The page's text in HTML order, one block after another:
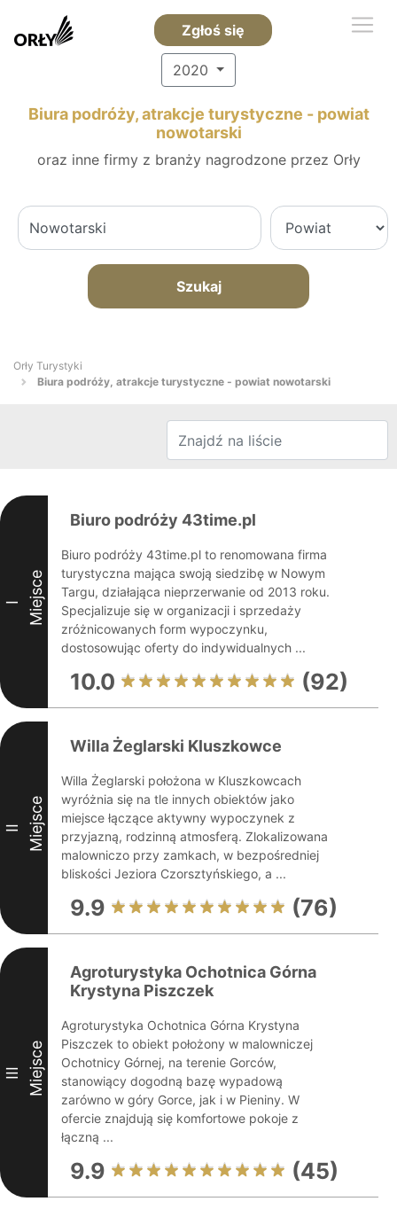
Zgłoś się
2020
Biura podróży, atrakcje turystyczne - powiat
nowotarski
oraz inne firmy z branży nagrodzone przez Orły
Szukaj
Orły Turystyki
Biura podróży, atrakcje turystyczne - powiat nowotarski
I Miejsce
Biuro podróży 43time.pl
Biuro podróży 43time.pl to renomowana firma
turystyczna mająca swoją siedzibę w Nowym
Targu, działająca nieprzerwanie od 2013 roku.
Specjalizuje się w organizacji i sprzedaży
zróżnicowanych form wypoczynku,
dostosowując oferty do indywidualnych ...
10.0 (92)
II Miejsce
Willa Żeglarski Kluszkowce
Willa Żeglarski położona w Kluszkowcach
wyróżnia się na tle innych obiektów jako
miejsce łączące aktywny wypoczynek z
przyjazną, rodzinną atmosferą. Zlokalizowana
malowniczo przy zamkach, w bezpośredniej
bliskości Jeziora Czorsztyńskiego, a ...
9.9 (76)
III Miejsce
Agroturystyka Ochotnica Górna
Krystyna Piszczek
Agroturystyka Ochotnica Górna Krystyna
Piszczek to obiekt położony w malowniczej
Ochotnicy Górnej, na terenie Gorców,
stanowiący dogodną bazę wypadową
zarówno w góry Gorce, jak i w Pieniny. W
ofercie znajdują się komfortowe pokoje z
łączną ...
9.9 (45)